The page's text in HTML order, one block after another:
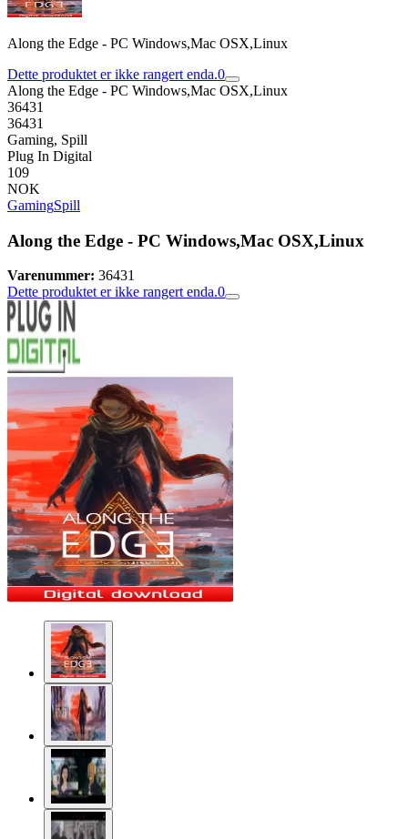
Along the Edge - PC Windows,Mac OSX,Linux
Dette produktet er ikke rangert enda.0
Along the Edge - PC Windows,Mac OSX,Linux
36431
36431
Gaming, Spill
Plug In Digital
109
NOK
GamingSpill
Along the Edge - PC Windows,Mac OSX,Linux
Varenummer: 36431
Dette produktet er ikke rangert enda.0